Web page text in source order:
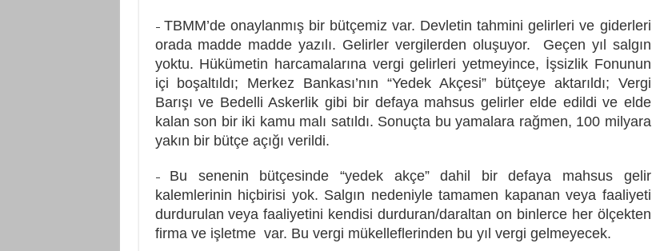
– TBMM’de onaylanmış bir bütçemiz var. Devletin tahmini gelirleri ve giderleri
orada madde madde yazılı. Gelirler vergilerden oluşuyor. Geçen yıl salgın
yoktu. Hükümetin harcamalarına vergi gelirleri yetmeyince, İşsizlik Fonunun
içi boşaltıldı; Merkez Bankası’nın “Yedek Akçesi” bütçeye aktarıldı; Vergi
Barışı ve Bedelli Askerlik gibi bir defaya mahsus gelirler elde edildi ve elde
kalan son bir iki kamu malı satıldı. Sonuçta bu yamalara rağmen, 100 milyara
yakın bir bütçe açığı verildi.
– Bu senenin bütçesinde “yedek akçe” dahil bir defaya mahsus gelir
kalemlerinin hiçbirisi yok. Salgın nedeniyle tamamen kapanan veya faaliyeti
durdurulan veya faaliyetini kendisi durduran/daraltan on binlerce her ölçekten
firma ve işletme var. Bu vergi mükelleflerinden bu yıl vergi gelmeyecek.